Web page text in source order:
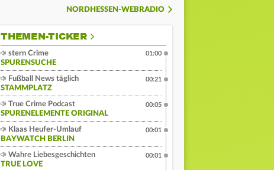
NORDHESSEN-WEBRADIO
THEMEN-TICKER
stern Crime
SPURENSUCHE
01:00
Fußball News täglich
STAMMPLATZ
00:21
True Crime Podcast
SPURENELEMENTE ORIGINAL
00:05
Klaas Heufer-Umlauf
BAYWATCH BERLIN
00:01
Wahre Liebesgeschichten
TRUE LOVE
00:01